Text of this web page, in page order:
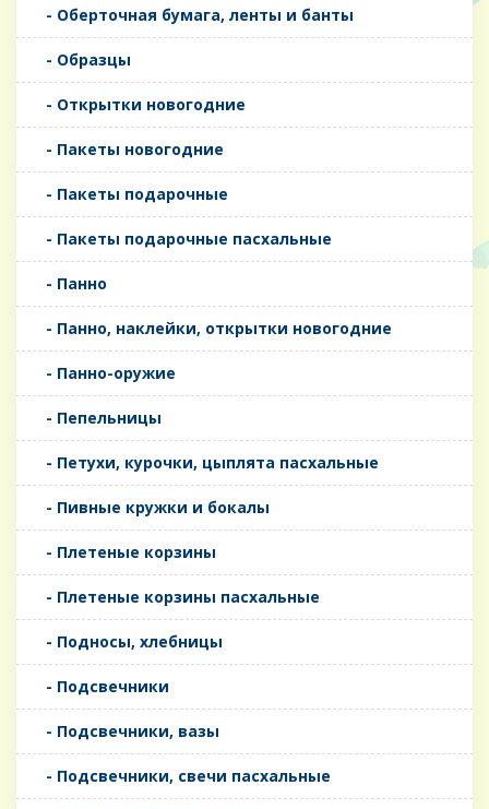
- Оберточная бумага, ленты и банты
- Образцы
- Открытки новогодние
- Пакеты новогодние
- Пакеты подарочные
- Пакеты подарочные пасхальные
- Панно
- Панно, наклейки, открытки новогодние
- Панно-оружие
- Пепельницы
- Петухи, курочки, цыплята пасхальные
- Пивные кружки и бокалы
- Плетеные корзины
- Плетеные корзины пасхальные
- Подносы, хлебницы
- Подсвечники
- Подсвечники, вазы
- Подсвечники, свечи пасхальные